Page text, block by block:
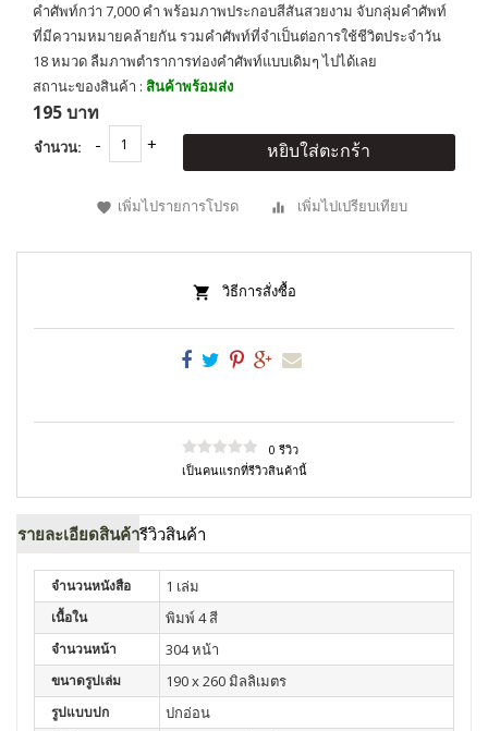
คำศัพท์กว่า 7,000 คำ พร้อมภาพประกอบสีสันสวยงาม จับกลุ่มคำศัพท์
ที่มีความหมายคล้ายกัน รวมคำศัพท์ที่จำเป็นต่อการใช้ชีวิตประจำวัน
18 หมวด ลืมภาพตำราการท่องคำศัพท์แบบเดิมๆ ไปได้เลย
สถานะของสินค้า : สินค้าพร้อมส่ง
195 บาท
จำนวน: หยิบใส่ตะกร้า
เพิ่มไปรายการโปรด เพิ่มไปเปรียบเทียบ
วิธีการสั่งซื้อ
0 รีวิว
เป็นคนแรกที่รีวิวสินค้านี้
รายละเอียดสินค้ารีวิวสินค้า
จำนวนหนังสือ 1 เล่ม
เนื้อใน พิมพ์ 4 สี
จำนวนหน้า 304 หน้า
ขนาดรูปเล่ม 190 x 260 มิลลิเมตร
รูปแบบปก ปกอ่อน